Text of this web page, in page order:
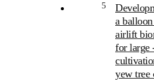
5
a
airlift
for large
yew tree